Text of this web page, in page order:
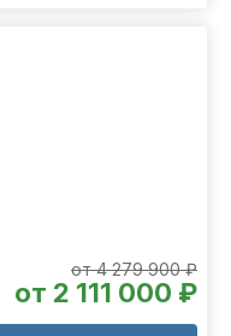
от 4 279 900 ₽
от 2 111 000 ₽